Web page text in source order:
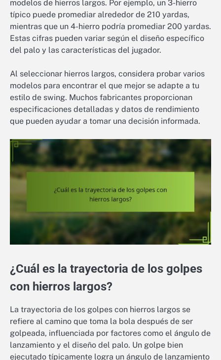
modelos de hierros largos. Por ejemplo, un 3-hierro
típico puede promediar alrededor de 210 yardas,
mientras que un 4-hierro podría promediar 200 yardas.
Estas cifras pueden variar según el diseño específico
del palo y las características del jugador.
Al seleccionar hierros largos, considera probar varios
modelos para encontrar el que mejor se adapte a tu
estilo de swing. Muchos fabricantes proporcionan
especificaciones detalladas y datos de rendimiento
que pueden ayudar a tomar una decisión informada.
¿Cuál es la trayectoria de los golpes
con hierros largos?
La trayectoria de los golpes con hierros largos se
refiere al camino que toma la bola después de ser
golpeada, influenciada por factores como el ángulo de
lanzamiento y el diseño del palo. Un golpe bien
ejecutado típicamente logra un ángulo de lanzamiento